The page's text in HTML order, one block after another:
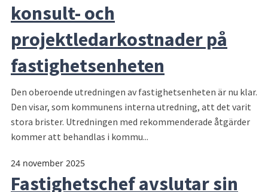
konsult- och
projektledarkostnader på
fastighetsenheten
Den oberoende utredningen av fastighetsenheten är nu klar.
Den visar, som kommunens interna utredning, att det varit
stora brister. Utredningen med rekommenderade åtgärder
kommer att behandlas i kommu...
24 november 2025
Fastighetschef avslutar sin